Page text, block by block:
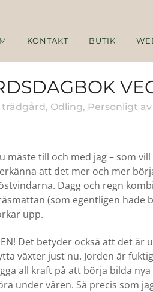
KONTAKT BUTIK
trädgård, Odling, Personligt av
måste till och med jag – som
att det mer och mer
Dagg och regn
(som egentligen hade
upp.
Det betyder också att det
växter just nu. Jorden är
all kraft på att börja bilda
under våren. Så precis som